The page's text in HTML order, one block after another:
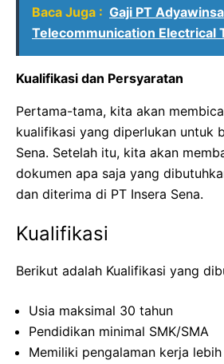
Baca Juga : Gaji PT Adyawinsa
Telecommunication Electrical
Kualifikasi dan Persyaratan
Pertama-tama, kita akan
kualifikasi yang diperlukan untuk
Sena. Setelah itu, kita akan
dokumen apa saja yang
dan diterima di PT Insera Sena.
Kualifikasi
Berikut adalah Kualifikasi yang
Usia maksimal 30 tahun
Pendidikan minimal SMK/SMA
Memiliki pengalaman kerja